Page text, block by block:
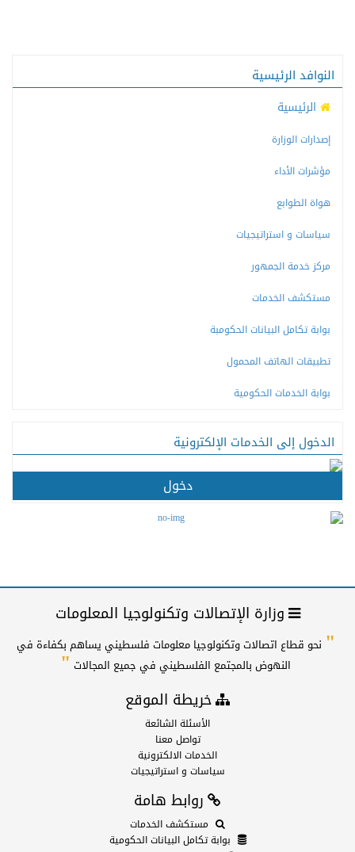
النوافد الرئيسية
الرئيسية
إصدارات الوزارة
مؤشرات الأداء
هواة الطوابع
سياسات و استراتيجيات
مركز خدمة الجمهور
مستكشف الخدمات
بوابة تكامل البيانات الحكومبة
تطبيقات الهاتف المحمول
بوابة الخدمات الحكومية
الدخول إلى الخدمات الإلكترونية
دخول
وزارة الإتصالات وتكنولوجيا المعلومات
" نحو قطاع اتصالات وتكنولوجيا معلومات فلسطيني يساهم بكفاءة في
النهوض بالمجتمع الفلسطيني في جميع المجالات"
خريطة الموقع
الأسئلة الشائعة
تواصل معنا
الخدمات الالكترونية
سياسات و استراتيجيات
روابط هامة
مستكشف الخدمات
بوابة تكامل البيانات الحكومية